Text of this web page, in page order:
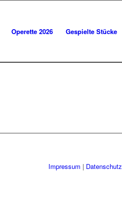
Operette 2026 Gespielte Stücke
Impressum | Datenschutz